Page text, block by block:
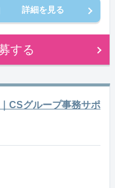
詳細を見る
する
CSグループ事務サポ